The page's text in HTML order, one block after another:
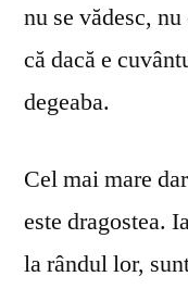
nu se vă­desc,
că dacă e
degeaba.
Cel mai mare
este dragostea.
la rândul lor,